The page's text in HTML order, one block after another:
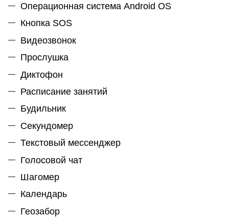
Операционная система Android OS
Кнопка SOS
Видеозвонок
Прослушка
Диктофон
Расписание занятий
Будильник
Секундомер
Текстовый мессенджер
Голосовой чат
Шагомер
Календарь
Геозабор